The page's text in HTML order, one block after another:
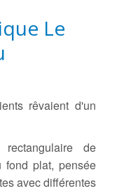
Le
rêvaient d'un
de
plat, pensée
avec différentes